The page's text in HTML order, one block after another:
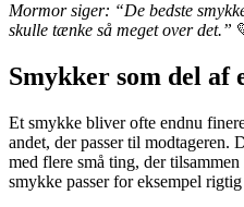
Mormor siger: “De bedste
skulle tænke så meget over det.”
Smykker som del af
Et smykke bliver ofte endnu
andet, der passer til modtageren.
med flere små ting, der
smykke passer for eksempel